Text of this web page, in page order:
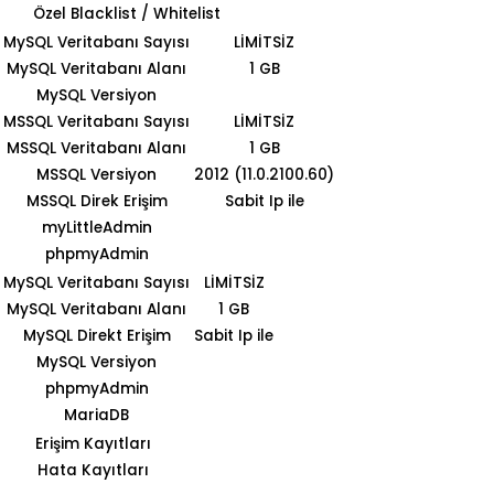
Özel Blacklist / Whitelist
MySQL Veritabanı Sayısı
LİMİTSİZ
MySQL Veritabanı Alanı
1 GB
MySQL Versiyon
MSSQL Veritabanı Sayısı
LİMİTSİZ
MSSQL Veritabanı Alanı
1 GB
MSSQL Versiyon
2012 (11.0.2100.60)
MSSQL Direk Erişim
Sabit Ip ile
myLittleAdmin
phpmyAdmin
MySQL Veritabanı Sayısı
LİMİTSİZ
MySQL Veritabanı Alanı
1 GB
MySQL Direkt Erişim
Sabit Ip ile
MySQL Versiyon
phpmyAdmin
MariaDB
Erişim Kayıtları
Hata Kayıtları